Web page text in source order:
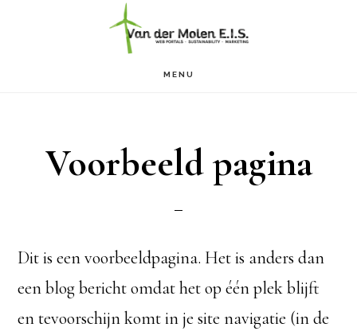
MENU
Voorbeeld pagina
Dit is een voorbeeldpagina. Het is anders dan
een blog bericht omdat het op één plek blijft
en tevoorschijn komt in je site navigatie (in de